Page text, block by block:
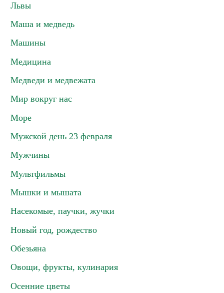
Львы
Маша и медведь
Машины
Медицина
Медведи и медвежата
Мир вокруг нас
Море
Мужской день 23 февраля
Мужчины
Мультфильмы
Мышки и мышата
Насекомые, паучки, жучки
Новый год, рождество
Обезьяна
Овощи, фрукты, кулинария
Осенние цветы